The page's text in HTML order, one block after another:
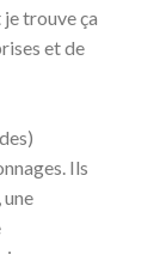
trouve ça
et de
Ils